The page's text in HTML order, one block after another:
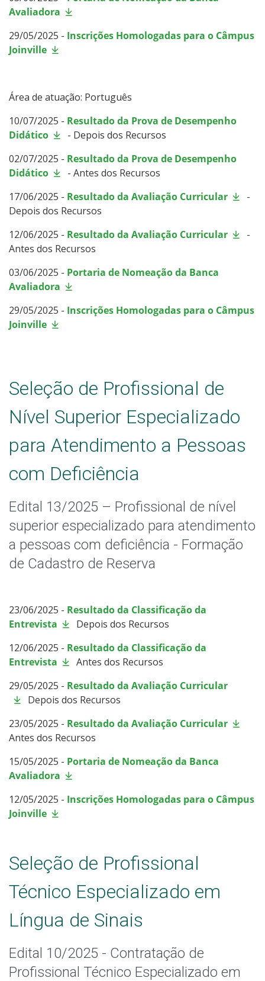
Avaliadora
29/05/2025 - Inscrições Homologadas para o Câmpus
Joinville
Área de atuação: Português
10/07/2025 - Resultado da Prova de Desempenho
Didático
- Depois dos Recursos
02/07/2025 - Resultado da Prova de Desempenho
Didático
- Antes dos Recursos
17/06/2025 - Resultado da Avaliação Curricular
-
Depois dos Recursos
12/06/2025 - Resultado da Avaliação Curricular
-
Antes dos Recursos
03/06/2025 - Portaria de Nomeação da Banca
Avaliadora
29/05/2025 - Inscrições Homologadas para o Câmpus
Joinville
Seleção de Profissional de
Nível Superior Especializado
para Atendimento a Pessoas
com Deficiência
Edital 13/2025 – Profissional de nível
superior especializado para atendimento
a pessoas com deficiência - Formação
de Cadastro de Reserva
23/06/2025 - Resultado da Classificação da
Entrevista
Depois dos Recursos
12/06/2025 - Resultado da Classificação da
Entrevista
Antes dos Recursos
29/05/2025 - Resultado da Avaliação Curricular
Depois dos Recursos
23/05/2025 - Resultado da Avaliação Curricular
Antes dos Recursos
15/05/2025 - Portaria de Nomeação da Banca
Avaliadora
12/05/2025 - Inscrições Homologadas para o Câmpus
Joinville
Seleção de Profissional
Técnico Especializado em
Língua de Sinais
Edital 10/2025 - Contratação de
Profissional Técnico Especializado em